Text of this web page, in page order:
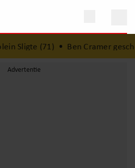
Sligte (71)•Ben Cramer